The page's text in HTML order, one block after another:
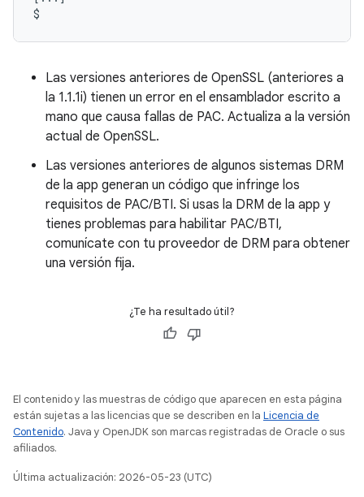
Las versiones anteriores de OpenSSL (anteriores a
la 1.1.1i) tienen un error en el ensamblador escrito a
mano que causa fallas de PAC. Actualiza a la versión
actual de OpenSSL.
Las versiones anteriores de algunos sistemas DRM
de la app generan un código que infringe los
requisitos de PAC/BTI. Si usas la DRM de la app y
tienes problemas para habilitar PAC/BTI,
comunícate con tu proveedor de DRM para obtener
una versión fija.
¿Te ha resultado útil?
El contenido y las muestras de código que aparecen en esta página
están sujetas a las licencias que se describen en la Licencia de
Contenido. Java y OpenJDK son marcas registradas de Oracle o sus
afiliados.
Última actualización: 2026-05-23 (UTC)